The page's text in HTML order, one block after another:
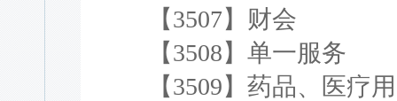
【3507】财会
【3508】单一服务
【3509】药品、医疗用